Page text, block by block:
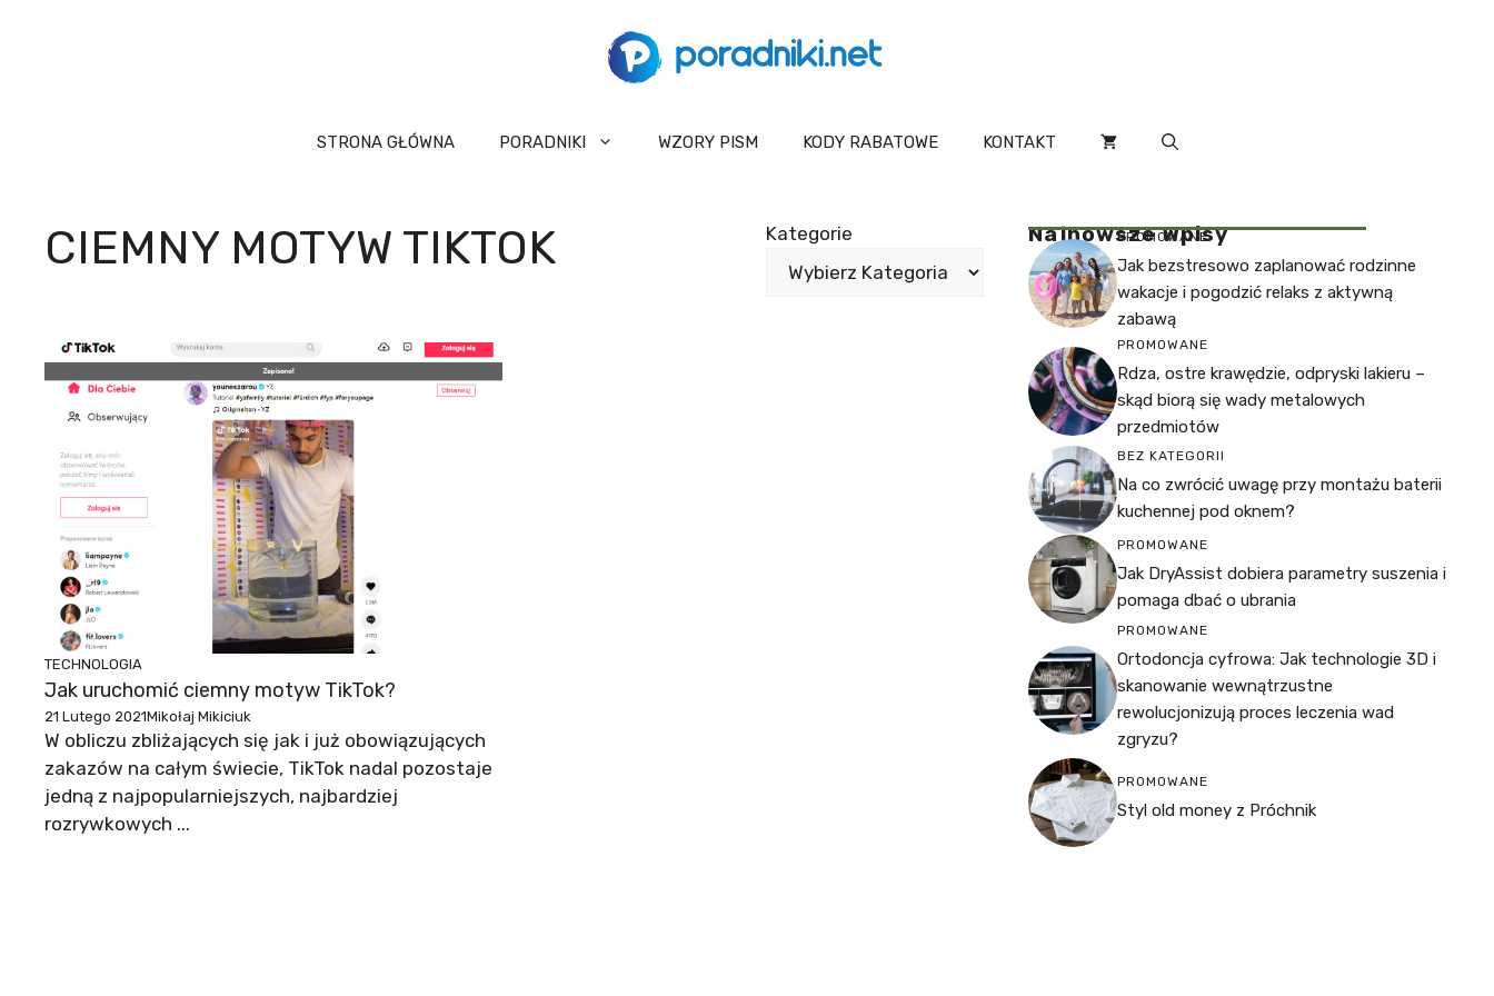
STRONA GŁÓWNA PORADNIKI WZORY PISM KODY RABATOWE KONTAKT
CIEMNY MOTYW TIKTOK Kategorie
TECHNOLOGIA
Jak uruchomić ciemny motyw TikTok?
21 Lutego 2021Mikołaj Mikiciuk
W obliczu zbliżających się jak i już obowiązujących
zakazów na całym świecie, TikTok nadal pozostaje
jedną z najpopularniejszych, najbardziej
rozrywkowych ...
Najnowsze Wpisy
PROMOWANE
Jak bezstresowo zaplanować rodzinne
wakacje i pogodzić relaks z aktywną
zabawą
PROMOWANE
Rdza, ostre krawędzie, odpryski lakieru –
skąd biorą się wady metalowych
przedmiotów
BEZ KATEGORII
Na co zwrócić uwagę przy montażu baterii
kuchennej pod oknem?
PROMOWANE
Jak DryAssist dobiera parametry suszenia i
pomaga dbać o ubrania
PROMOWANE
Ortodoncja cyfrowa: Jak technologie 3D i
skanowanie wewnątrzustne
rewolucjonizują proces leczenia wad
zgryzu?
PROMOWANE
Styl old money z Próchnik